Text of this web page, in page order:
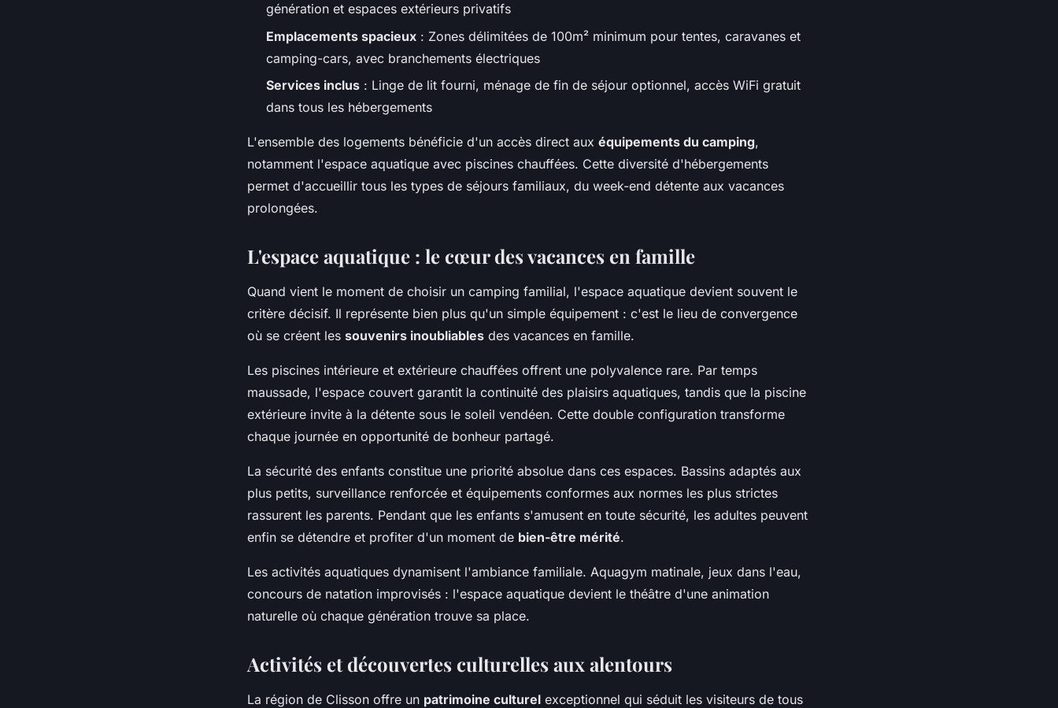
génération et espaces extérieurs privatifs
Emplacements spacieux : Zones délimitées de 100m² minimum pour tentes, caravanes et
camping-cars, avec branchements électriques
Services inclus : Linge de lit fourni, ménage de fin de séjour optionnel, accès WiFi gratuit
dans tous les hébergements
L'ensemble des logements bénéficie d'un accès direct aux équipements du camping,
notamment l'espace aquatique avec piscines chauffées. Cette diversité d'hébergements
permet d'accueillir tous les types de séjours familiaux, du week-end détente aux vacances
prolongées.
L'espace aquatique : le cœur des vacances en famille
Quand vient le moment de choisir un camping familial, l'espace aquatique devient souvent le
critère décisif. Il représente bien plus qu'un simple équipement : c'est le lieu de convergence
où se créent les souvenirs inoubliables des vacances en famille.
Les piscines intérieure et extérieure chauffées offrent une polyvalence rare. Par temps
maussade, l'espace couvert garantit la continuité des plaisirs aquatiques, tandis que la piscine
extérieure invite à la détente sous le soleil vendéen. Cette double configuration transforme
chaque journée en opportunité de bonheur partagé.
La sécurité des enfants constitue une priorité absolue dans ces espaces. Bassins adaptés aux
plus petits, surveillance renforcée et équipements conformes aux normes les plus strictes
rassurent les parents. Pendant que les enfants s'amusent en toute sécurité, les adultes peuvent
enfin se détendre et profiter d'un moment de bien-être mérité.
Les activités aquatiques dynamisent l'ambiance familiale. Aquagym matinale, jeux dans l'eau,
concours de natation improvisés : l'espace aquatique devient le théâtre d'une animation
naturelle où chaque génération trouve sa place.
Activités et découvertes culturelles aux alentours
La région de Clisson offre un patrimoine culturel exceptionnel qui séduit les visiteurs de tous